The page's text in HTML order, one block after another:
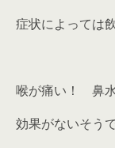
症状によっては
喉が痛い！ 鼻
効果がないそうで